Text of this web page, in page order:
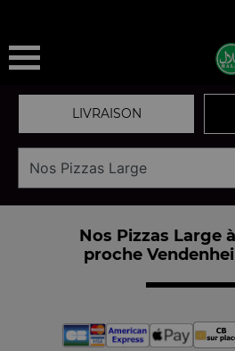
LIVRAISON
Nos Pizzas Large
proche